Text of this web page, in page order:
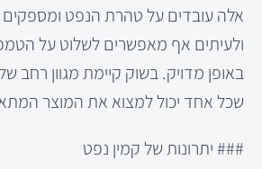
אלה עובדים על טהרת הנפט ומספקים
ולעיתים אף מאפשרים לשלוט על
באופן מדויק. בשוק קיימת מגוון רחב
שכל אחד יכול למצוא את המוצר
### יתרונות של קמין נפט